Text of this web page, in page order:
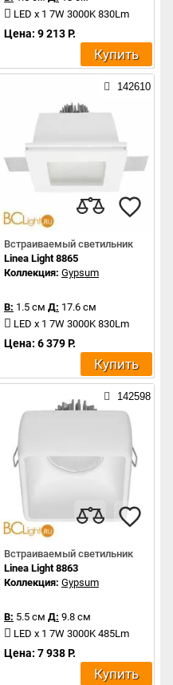
LED x 1 7W 3000K 830Lm
Цена: 9 213 Р.
Купить
142610
Встраиваемый светильник
Linea Light 8865
Коллекция: Gypsum
В: 1.5 см Д: 17.6 см
LED x 1 7W 3000K 830Lm
Цена: 6 379 Р.
Купить
142598
Встраиваемый светильник
Linea Light 8863
Коллекция: Gypsum
В: 5.5 см Д: 9.8 см
LED x 1 7W 3000K 485Lm
Цена: 7 938 Р.
Купить